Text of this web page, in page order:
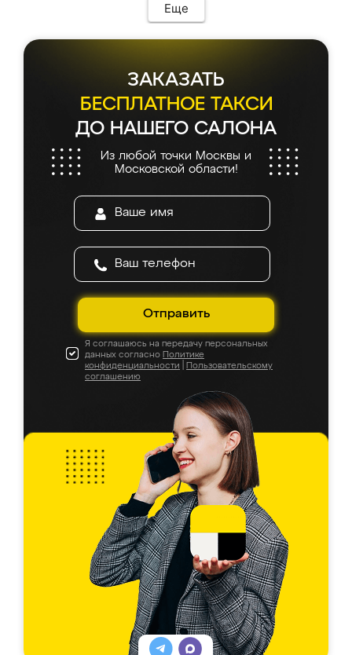
Еще
ЗАКАЗАТЬ
БЕСПЛАТНОЕ ТАКСИ
ДО НАШЕГО САЛОНА
Из любой точки Москвы и
Московской области!
Отправить
Я соглашаюсь на передачу персональных
данных согласно Политике
конфиденциальности
Пользовательскому
соглашению